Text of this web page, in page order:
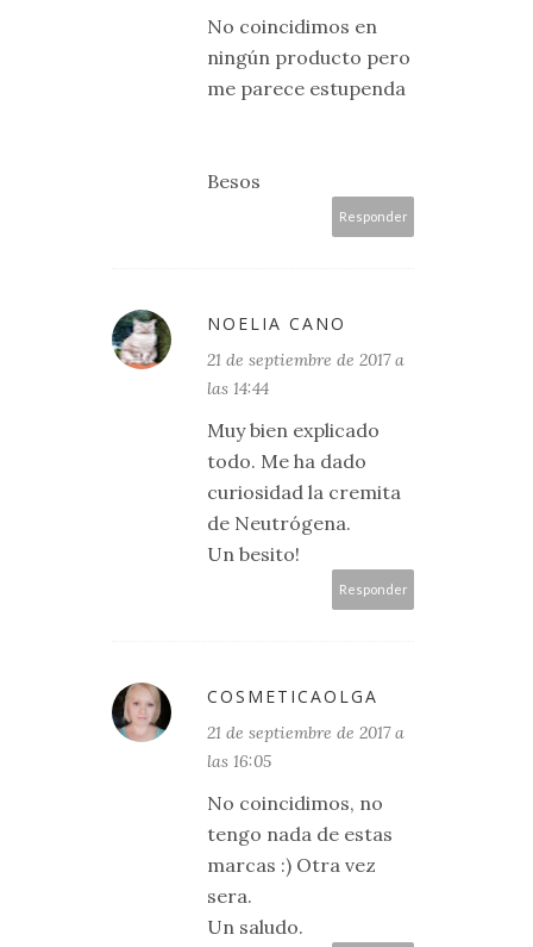
No coincidimos en
ningún producto pero
me parece estupenda
Besos
Responder
NOELIA CANO
21 de septiembre de 2017 a
las 14:44
Muy bien explicado
todo. Me ha dado
curiosidad la cremita
de Neutrógena.
Un besito!
Responder
COSMETICAOLGA
21 de septiembre de 2017 a
las 16:05
No coincidimos, no
tengo nada de estas
marcas :) Otra vez
sera.
Un saludo.